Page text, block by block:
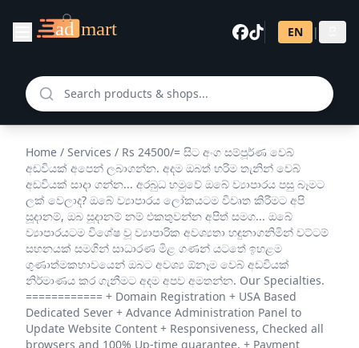
EN |
Home / Services / Rs 24500/= සිට අංග සම්පූර්ණ වෙබ්
අඩවියක් අපෙන් ලබාගන්න. අදම ඔබත් හරිම තැනින් වෙබ්
අඩවියක් සාදා ගන්න... අරබුධ හමුවේ ඔබේ ව්‍යාපාරය පසු බෑමට
ලක් වෙලාද? ඔබේ ව්‍යාපාරය ලෝකයටම විවෘත කිරීමට අපි
සූදානම්, ඔබ සූදානම් නම් එකතුවන්න අපිත් සමග... ඔබේ
ව්‍යාපාරයටම විශේෂ වූ ව්‍යාපාරික අවශ්‍යතා හඳුනාගනිමින් වට්ටම්
සහනයක් සමගින් සාධාරණ මිළ ගණන් යටතේ ඉහළම
ගුණාත්මකභාවයෙන් ඔබට අවශ්‍ය ඕනෑම වෙබ් අඩවියක්
නිර්මාණය කර ගැනීමට අදම අපව අමතන්න. Our Specialties.
============ + Domain Registration + USA Based
Dedicated Sever + Advance Administration Panel to
Update Website Content + Responsiveness, Checked all
browsers and 100% Up-time guarantee. + Payment